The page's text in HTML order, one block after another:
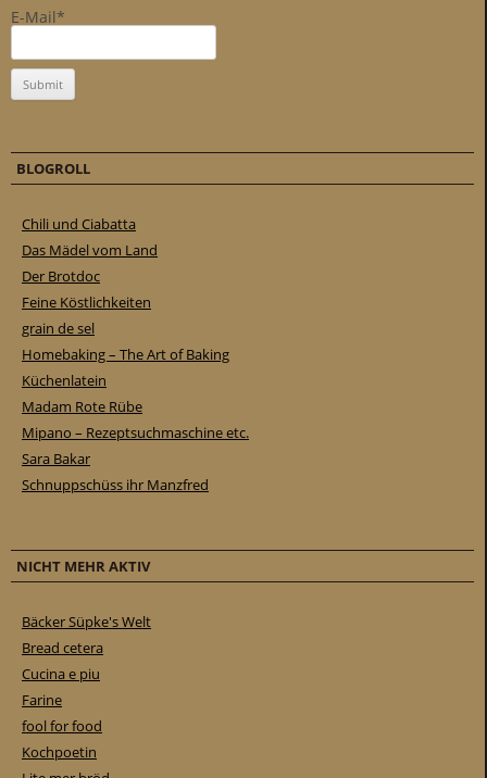
E-Mail*
BLOGROLL
Chili und Ciabatta
Das Mädel vom Land
Der Brotdoc
Feine Köstlichkeiten
grain de sel
Homebaking – The Art of Baking
Küchenlatein
Madam Rote Rübe
Mipano – Rezeptsuchmaschine etc.
Sara Bakar
Schnuppschüss ihr Manzfred
NICHT MEHR AKTIV
Bäcker Süpke's Welt
Bread cetera
Cucina e piu
Farine
fool for food
Kochpoetin